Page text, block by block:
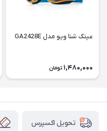
عینک شنا ویو مدل GA2428E
1,480,000 تومان
تحویل اکسپرس